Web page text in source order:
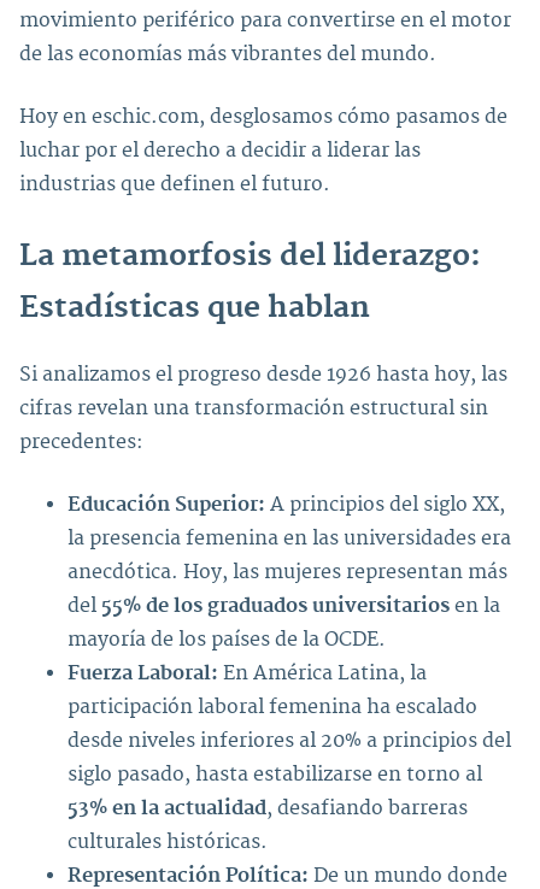
movimiento periférico para convertirse en el motor
de las economías más vibrantes del mundo.
Hoy en eschic.com, desglosamos cómo pasamos de
luchar por el derecho a decidir a liderar las
industrias que definen el futuro.
La metamorfosis del liderazgo:
Estadísticas que hablan
Si analizamos el progreso desde 1926 hasta hoy, las
cifras revelan una transformación estructural sin
precedentes:
Educación Superior: A principios del siglo XX,
la presencia femenina en las universidades era
anecdótica. Hoy, las mujeres representan más
del 55% de los graduados universitarios en la
mayoría de los países de la OCDE.
Fuerza Laboral: En América Latina, la
participación laboral femenina ha escalado
desde niveles inferiores al 20% a principios del
siglo pasado, hasta estabilizarse en torno al
53% en la actualidad, desafiando barreras
culturales históricas.
Representación Política: De un mundo donde